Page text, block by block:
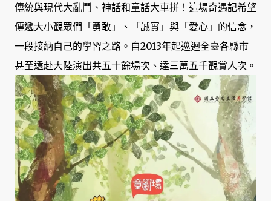
傳統與現代大亂鬥、神話和童話大車拼！這場奇遇記希望
傳遞大小觀眾們「勇敢」、「誠實」與「愛心」的信念，
一段接納自己的學習之路。自2013年起巡迴全臺各縣市
甚至遠赴大陸演出共五十餘場次、達三萬五千觀賞人次。